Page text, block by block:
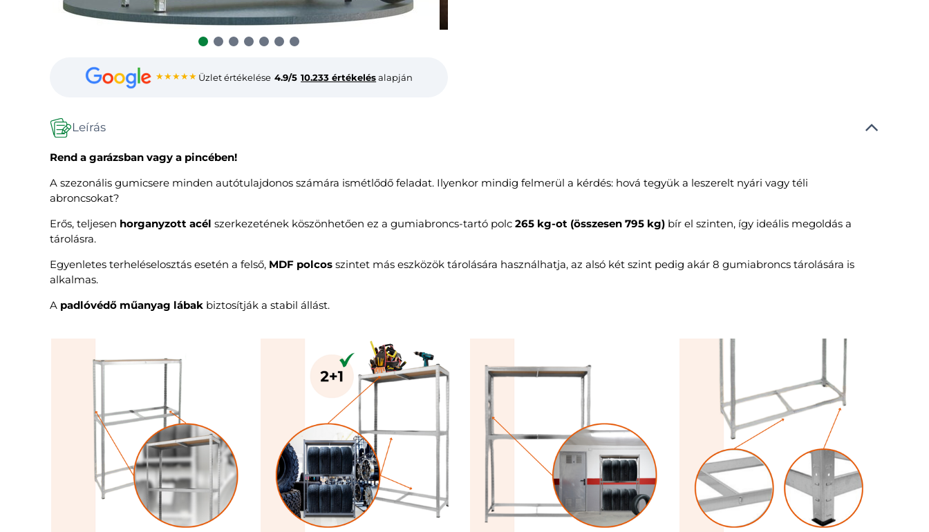
★★★★★ Üzlet értékelése 4.9/5 10.233 értékelésalapján
Leírás
Rend a garázsban vagy a pincében!
A szezonális gumicsere minden autótulajdonos számára ismétlődő feladat. Ilyenkor mindig felmerül a kérdés: hová tegyük a leszerelt nyári vagy téli
abroncsokat?
Erős, teljesen horganyzott acél szerkezetének köszönhetően ez a gumiabroncs-tartó polc 265 kg-ot (összesen 795 kg) bír el szinten, így ideális megoldás a
tárolásra.
Egyenletes terheléselosztás esetén a felső, MDF polcos szintet más eszközök tárolására használhatja, az alsó két szint pedig akár 8 gumiabroncs tárolására is
alkalmas.
A padlóvédő műanyag lábak biztosítják a stabil állást.